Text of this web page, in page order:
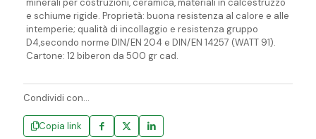
minerali per costruzioni, ceramica, materiali in calcestruzzo
e schiume rigide. Proprietà: buona resistenza al calore e alle
intemperie; qualità di incollaggio e resistenza gruppo
D4,secondo norme DIN/EN 204 e DIN/EN 14257 (WATT 91).
Cartone: 12 biberon da 500 gr cad.
Condividi con...
Copia link